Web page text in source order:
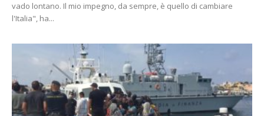
vado lontano. Il mio impegno, da sempre, è quello di cambiare
l'Italia", ha...